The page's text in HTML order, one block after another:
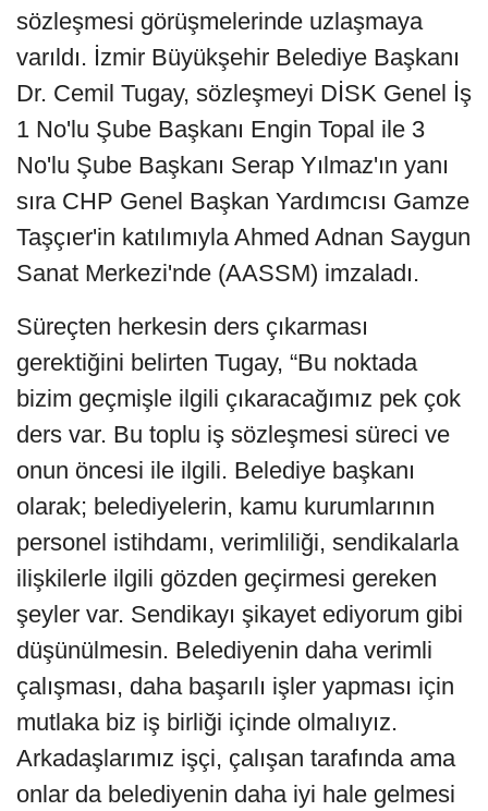
sözleşmesi görüşmelerinde uzlaşmaya
varıldı. İzmir Büyükşehir Belediye Başkanı
Dr. Cemil Tugay, sözleşmeyi DİSK Genel İş
1 No'lu Şube Başkanı Engin Topal ile 3
No'lu Şube Başkanı Serap Yılmaz'ın yanı
sıra CHP Genel Başkan Yardımcısı Gamze
Taşçıer'in katılımıyla Ahmed Adnan Saygun
Sanat Merkezi'nde (AASSM) imzaladı.
Süreçten herkesin ders çıkarması
gerektiğini belirten Tugay, “Bu noktada
bizim geçmişle ilgili çıkaracağımız pek çok
ders var. Bu toplu iş sözleşmesi süreci ve
onun öncesi ile ilgili. Belediye başkanı
olarak; belediyelerin, kamu kurumlarının
personel istihdamı, verimliliği, sendikalarla
ilişkilerle ilgili gözden geçirmesi gereken
şeyler var. Sendikayı şikayet ediyorum gibi
düşünülmesin. Belediyenin daha verimli
çalışması, daha başarılı işler yapması için
mutlaka biz iş birliği içinde olmalıyız.
Arkadaşlarımız işçi, çalışan tarafında ama
onlar da belediyenin daha iyi hale gelmesi